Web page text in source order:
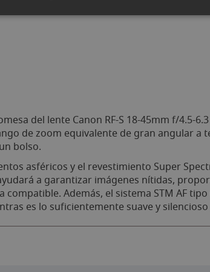
del lente Canon RF-S 18-45mm f/4.5-
de zoom equivalente de gran angular
bolso.
asféricos y el revestimiento Super
a garantizar imágenes nítidas,
Además, el sistema STM AF
es lo suficientemente suave y